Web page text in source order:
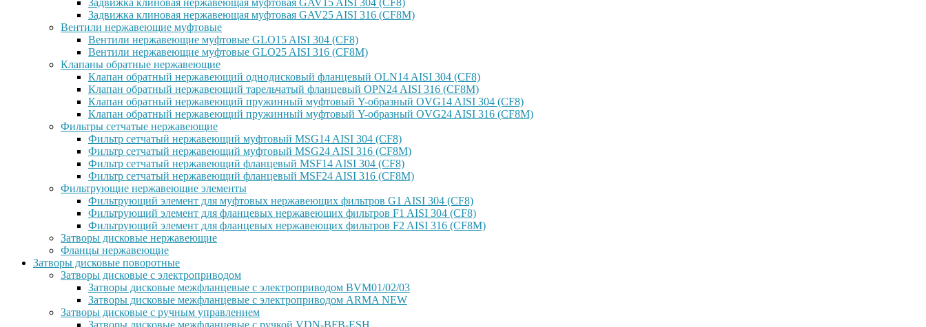
Задвижка клиновая нержавеющая муфтовая GAV15 AISI 304 (CF8)
Задвижка клиновая нержавеющая муфтовая GAV25 AISI 316 (CF8M)
Вентили нержавеющие муфтовые
Вентили нержавеющие муфтовые GLO15 AISI 304 (CF8)
Вентили нержавеющие муфтовые GLO25 AISI 316 (CF8M)
Клапаны обратные нержавеющие
Клапан обратный нержавеющий однодисковый фланцевый OLN14 AISI 304 (CF8)
Клапан обратный нержавеющий тарельчатый фланцевый OPN24 AISI 316 (CF8M)
Клапан обратный нержавеющий пружинный муфтовый Y-образный OVG14 AISI 304 (CF8)
Клапан обратный нержавеющий пружинный муфтовый Y-образный OVG24 AISI 316 (CF8М)
Фильтры сетчатые нержавеющие
Фильтр сетчатый нержавеющий муфтовый MSG14 AISI 304 (CF8)
Фильтр сетчатый нержавеющий муфтовый MSG24 AISI 316 (CF8M)
Фильтр сетчатый нержавеющий фланцевый MSF14 AISI 304 (CF8)
Фильтр сетчатый нержавеющий фланцевый MSF24 AISI 316 (CF8M)
Фильтрующие нержавеющие элементы
Фильтрующий элемент для муфтовых нержавеющих фильтров G1 AISI 304 (CF8)
Фильтрующий элемент для фланцевых нержавеющих фильтров F1 AISI 304 (CF8)
Фильтрующий элемент для фланцевых нержавеющих фильтров F2 AISI 316 (CF8M)
Затворы дисковые нержавеющие
Фланцы нержавеющие
Затворы дисковые поворотные
Затворы дисковые с электроприводом
Затворы дисковые межфланцевые с электроприводом BVM01/02/03
Затворы дисковые межфланцевые с электроприводом ARMA NEW
Затворы дисковые с ручным управлением
Затворы дисковые межфланцевые с ручкой VDN-BFB-ESH